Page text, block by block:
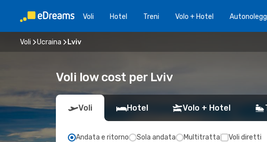
Voli Hotel Treni Volo + Hotel
Voli Ucraina Lviv
Voli low cost per Lviv
Voli Hotel Volo + Hotel
Andata e ritorno Sola andata Multitratta Voli diretti